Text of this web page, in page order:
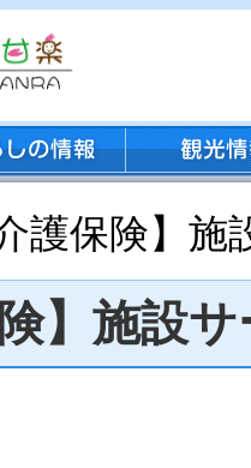
護保険】施
険】施設